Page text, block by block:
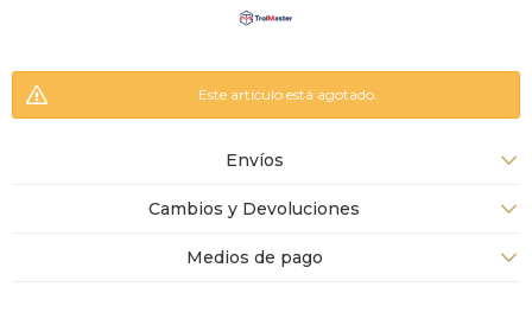
Este artículo está agotado.
Envíos
Cambios y Devoluciones
Medios de pago